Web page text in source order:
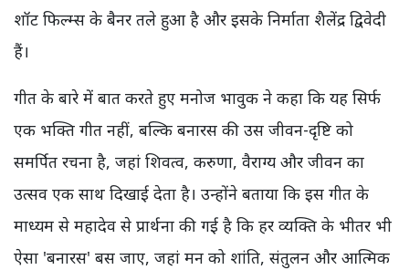
शॉट फिल्म्स के बैनर तले हुआ है और इसके निर्माता शैलेंद्र द्विवेदी
हैं।
गीत के बारे में बात करते हुए मनोज भावुक ने कहा कि यह सिर्फ
एक भक्ति गीत नहीं, बल्कि बनारस की उस जीवन-दृष्टि को
समर्पित रचना है, जहां शिवत्व, करुणा, वैराग्य और जीवन का
उत्सव एक साथ दिखाई देता है। उन्होंने बताया कि इस गीत के
माध्यम से महादेव से प्रार्थना की गई है कि हर व्यक्ति के भीतर भी
ऐसा 'बनारस' बस जाए, जहां मन को शांति, संतुलन और आत्मिक